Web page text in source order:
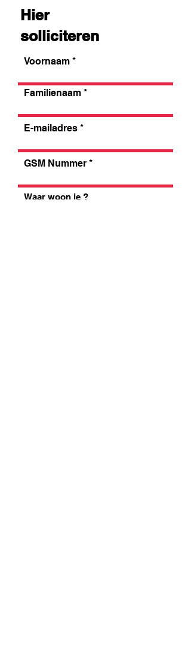
Hier
solliciteren
Voornaam
Familienaam
E-mailadres
GSM Nummer
Waar woon je ?